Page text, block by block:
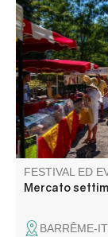
Il mercato
mattina nella
FESTIVAL ED
Mercato
BARRÊME-IT